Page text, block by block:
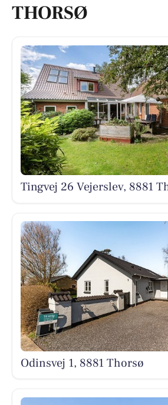
THORSØ
Tingvej 26 Vejerslev, 8881
Odinsvej 1, 8881 Thorsø